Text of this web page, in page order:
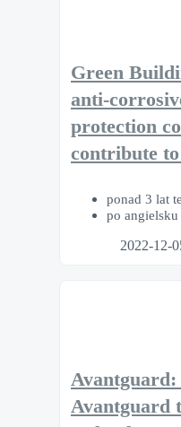
Green
anti-
protection
contribute
ponad 3 lat
po angielsku
2022-12-
Avantguard